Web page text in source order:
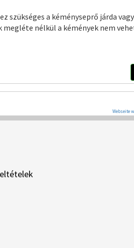
szükséges a kéményseprő járda vagy
nélkül a kémények nem
Webseite